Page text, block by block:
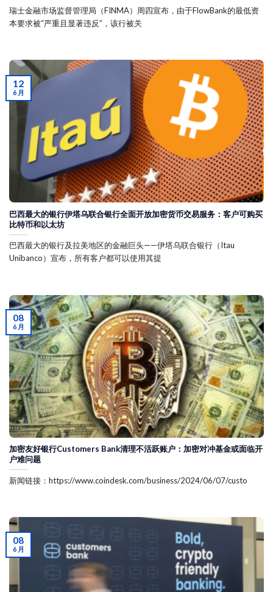
瑞士金融市场监督管理局（FINMA）周四宣布，由于FlowBank的最低资
本要求被“严重且显著违反”，该行被关
巴西最大的银行伊塔乌联合银行全面开放加密货币交易服务：客户可购买
比特币和以太坊
巴西最大的银行及拉美地区的金融巨头——伊塔乌联合银行（Itau
Unibanco）宣布，所有客户都可以使用其提
12
6 月
加密友好银行Customers Bank清理不活跃账户：加密对冲基金或面临开
户难问题
新闻链接：https://www.coindesk.com/business/2024/06/07/custo
08
6 月
08
6 月